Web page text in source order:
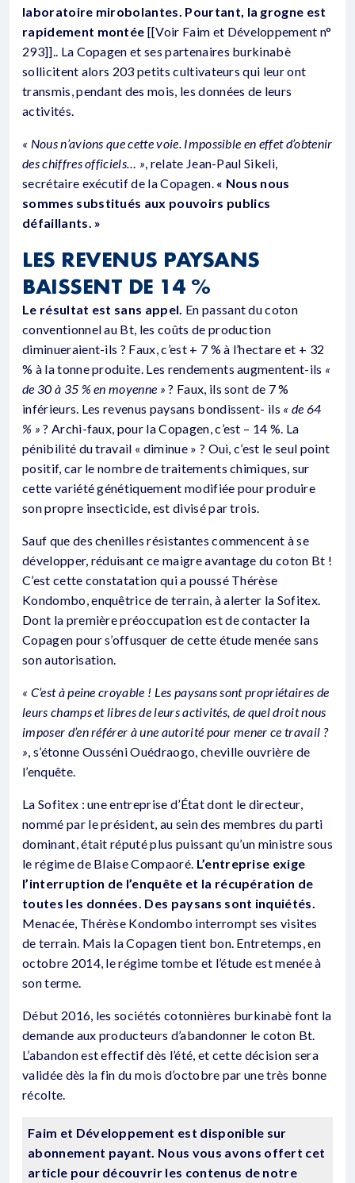
laboratoire mirobolantes. Pourtant, la grogne est
rapidement montée [[Voir Faim et Développement n°
293]].. La Copagen et ses partenaires burkinabè
sollicitent alors 203 petits cultivateurs qui leur ont
transmis, pendant des mois, les données de leurs
activités.
« Nous n’avions que cette voie. Impossible en effet d’obtenir
des chiffres officiels… », relate Jean-Paul Sikeli,
secrétaire exécutif de la Copagen.« Nous nous
sommes substitués aux pouvoirs publics
défaillants. »
LES REVENUS PAYSANS
BAISSENT DE 14 %
Le résultat est sans appel. En passant du coton
conventionnel au Bt, les coûts de production
diminueraient-ils ? Faux, c’est + 7 % à l’hectare et + 32
% à la tonne produite. Les rendements augmentent-ils «
de 30 à 35 % en moyenne » ? Faux, ils sont de 7 %
inférieurs. Les revenus paysans bondissent- ils « de 64
% » ? Archi-faux, pour la Copagen, c’est – 14 %. La
pénibilité du travail « diminue » ? Oui, c’est le seul point
positif, car le nombre de traitements chimiques, sur
cette variété génétiquement modifiée pour produire
son propre insecticide, est divisé par trois.
Sauf que des chenilles résistantes commencent à se
développer, réduisant ce maigre avantage du coton Bt !
C’est cette constatation qui a poussé Thérèse
Kondombo, enquêtrice de terrain, à alerter la Sofitex.
Dont la première préoccupation est de contacter la
Copagen pour s’offusquer de cette étude menée sans
son autorisation.
« C’est à peine croyable ! Les paysans sont propriétaires de
leurs champs et libres de leurs activités, de quel droit nous
imposer d’en référer à une autorité pour mener ce travail ?
», s’étonne Ousséni Ouédraogo, cheville ouvrière de
l’enquête.
La Sofitex : une entreprise d’État dont le directeur,
nommé par le président, au sein des membres du parti
dominant, était réputé plus puissant qu’un ministre sous
le régime de Blaise Compaoré. L’entreprise exige
l’interruption de l’enquête et la récupération de
toutes les données. Des paysans sont inquiétés.
Menacée, Thérèse Kondombo interrompt ses visites
de terrain. Mais la Copagen tient bon. Entretemps, en
octobre 2014, le régime tombe et l’étude est menée à
son terme.
Début 2016, les sociétés cotonnières burkinabè font la
demande aux producteurs d’abandonner le coton Bt.
L’abandon est effectif dès l’été, et cette décision sera
validée dès la fin du mois d’octobre par une très bonne
récolte.
Faim et Développement est disponible sur
abonnement payant. Nous vous avons offert cet
article pour découvrir les contenus de notre